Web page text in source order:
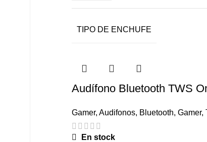
TIPO DE ENCHUFE
Audífono Bluetooth TWS
Gamer, Audifonos, Bluetooth, Gamer,
En stock